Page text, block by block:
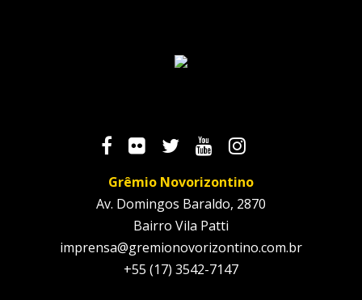
Grêmio Novorizontino
Av. Domingos Baraldo, 2870
Bairro Vila Patti
imprensa@gremionovorizontino.com.br
+55 (17) 3542-7147